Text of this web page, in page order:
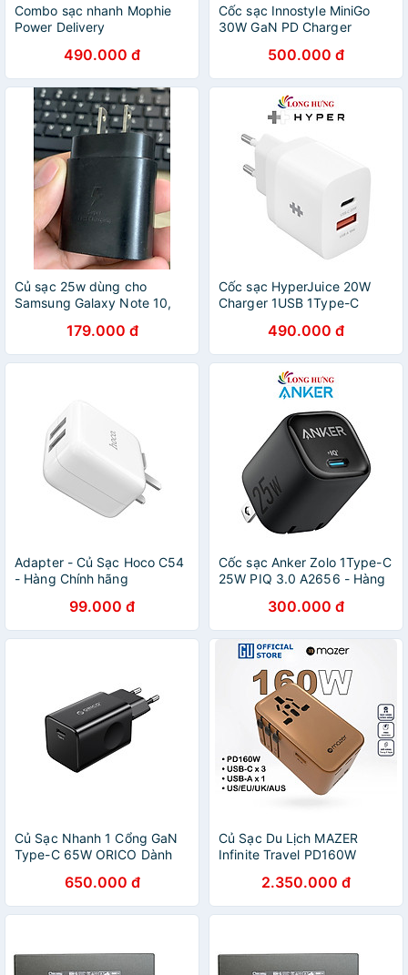
Combo sạc nhanh Mophie
Power Delivery
Essential cho điện thoại
iPhone, bảo hành 24 tháng -
Hàng chính hãng
490.000 đ
Cốc sạc Innostyle MiniGo
30W GaN PD Charger
500.000 đ
Củ sạc 25w dùng cho
Samsung Galaxy Note 10,
S10 , S20 , A Series đầu
type - C - Hàng nhập khẩu
179.000 đ
Cốc sạc HyperJuice 20W
Charger 1USB 1Type-C
chính hãng490.000 đ
Adapter - Củ Sạc Hoco C54
- Hàng Chính hãng
99.000 đ
Cốc sạc Anker Zolo 1Type-C
25W PIQ 3.0 A2656 - Hàng
300.000 đ
Củ Sạc Nhanh 1 Cổng GaN
Type-C 65W ORICO Dành
Bảng/Laptop PV65-EU-C
Hàng Chính Hãng
650.000 đ
Củ Sạc Du Lịch MAZER
Infinite Travel PD160W
01xUSB-A Sử Dụng Được
Trên 224 Quốc Gia Hàng
Chính Hãng
2.350.000 đ